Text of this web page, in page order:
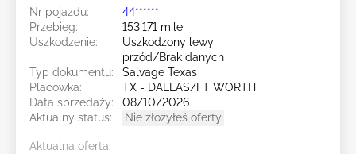
Nr pojazdu:
44******
Przebieg:
153,171 mile
Uszkodzenie:
Uszkodzony lewy
przód/Brak danych
Typ dokumentu:
Salvage Texas
Placówka:
TX - DALLAS/FT WORTH
Data sprzedaży:
08/10/2026
Aktualny status:
Nie złożyłeś oferty
Aktualna oferta: